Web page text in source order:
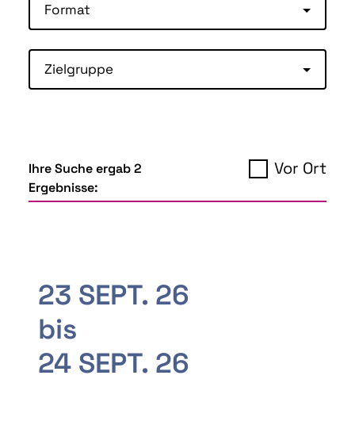
Format
Zielgruppe
Ihre Suche ergab 2
Ergebnisse:
Vor Ort
23 SEPT. 26
bis
24 SEPT. 26